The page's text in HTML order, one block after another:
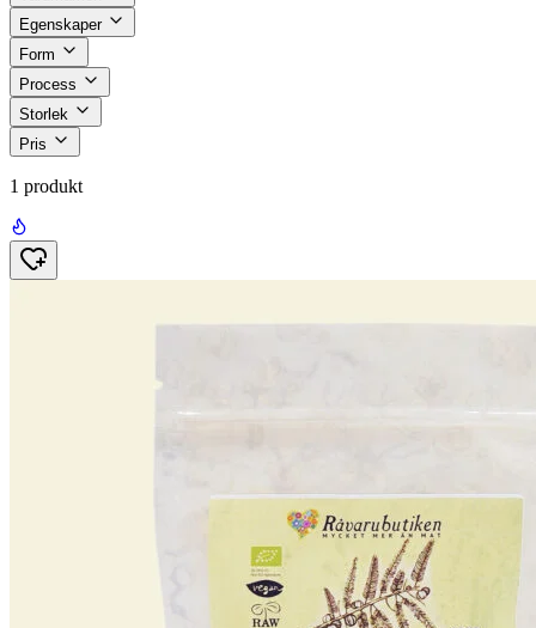
Egenskaper
Form
Process
Storlek
Pris
1 produkt